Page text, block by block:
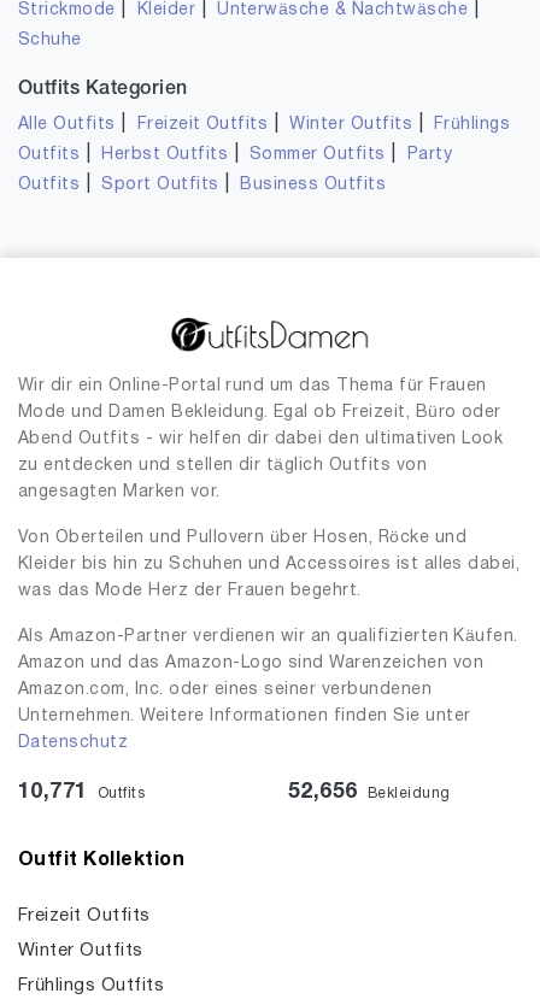
Strickmode
Kleider |Unterwäsche & Nachtwäsche
Schuhe
Outfits Kategorien
Alle Outfits Freizeit Outfits |Winter Outfits
Frühlings
Outfits
Herbst Outfits Sommer Outfits
Party
Outfits
Sport Outfits Business Outfits
Wir dir ein Online-Portal rund um das Thema für Frauen
Mode und Damen Bekleidung. Egal ob Freizeit, Büro oder
Abend Outfits - wir helfen dir dabei den ultimativen Look
zu entdecken und stellen dir täglich Outfits von
angesagten Marken vor.
Von Oberteilen und Pullovern über Hosen, Röcke und
Kleider bis hin zu Schuhen und Accessoires ist alles dabei,
was das Mode Herz der Frauen begehrt.
Als Amazon-Partner verdienen wir an qualifizierten Käufen.
Amazon und das Amazon-Logo sind Warenzeichen von
Amazon.com, Inc. oder eines seiner verbundenen
Unternehmen. Weitere Informationen finden Sie unter
Datenschutz
10,771 Outfits 52,656 Bekleidung
Outfit Kollektion
Freizeit Outfits
Winter Outfits
Frühlings Outfits